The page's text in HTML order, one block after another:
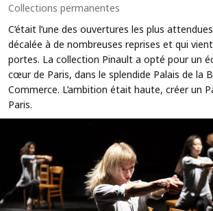
Collections permanentes
C’était l’une des ouvertures les plus attendues
décalée à de nombreuses reprises et qui
portes. La collection Pinault a opté pour un
cœur de Paris, dans le splendide Palais de la
Commerce. L’ambition était haute, créer un
Paris.